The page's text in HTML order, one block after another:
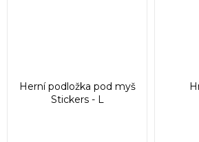
Herní podložka pod myš
Stickers - L